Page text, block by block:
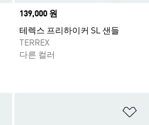
Price
139,000 원
테렉스 프리하이커 SL 샌들
TERREX
다른 컬러